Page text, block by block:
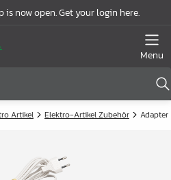
is now open. Get your login here.
Menu
Artikel Elektro-Artikel Zubehör Adapter